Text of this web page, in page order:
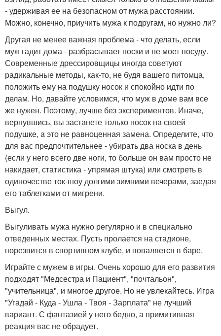
- удерживая ее на безопасном от мужа расстоянии.
Можно, конечно, приучить мужа к подругам, но нужно ли?
Другая не менее важная проблема - что делать, если
муж гадит дома - разбрасывает носки и не моет посуду.
Современные дрессировщицы иногда советуют
радикальные методы, как-то, не будя вашего питомца,
положить ему на подушку носок и спокойно идти по
делам. Но, давайте условимся, что муж в доме вам все
же нужен. Поэтому, лучше без экспериментов. Иначе,
вернувшись, вы застанете только носок на своей
подушке, а это не равноценная замена. Определите, что
для вас предпочтительнее - убирать два носка в день
(если у него всего две ноги, то больше он вам просто не
накидает, статистика - упрямая штука) или смотреть в
одиночестве ток-шоу долгими зимними вечерами, заедая
его таблетками от мигрени.
Выгул.
Выгуливать мужа нужно регулярно и в специально
отведенных местах. Пусть пролается на стадионе,
порезвится в спортивном клубе, и поваляется в баре.
Играйте с мужем в игры. Очень хорошо для его развития
подходят "Медсестра и Пациент", "почтальон",
"учительница", и многое другое. Но не увлекайтесь. Игра
"Угадай - Куда - Ушла - Твоя - Зарплата" не лучший
вариант. С фантазией у него бедно, а примитивная
реакция вас не обрадует.